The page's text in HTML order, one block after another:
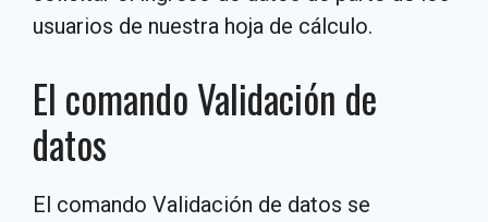
usuarios de nuestra hoja de cálculo.
El comando Validación de
datos
El comando Validación de datos se